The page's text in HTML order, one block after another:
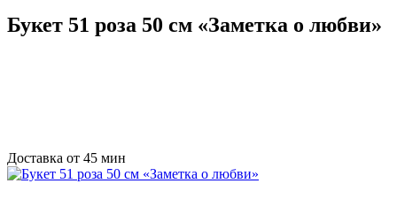
Букет 51 роза 50 см «Заметка о любви»
Доставка от 45 мин